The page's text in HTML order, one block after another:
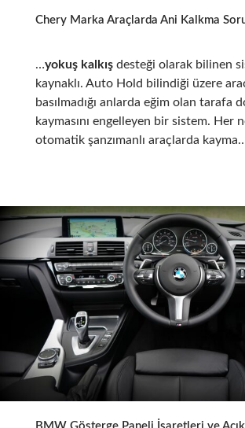
Chery Marka Araçlarda Ani Kalkma
…yokuş kalkışdesteği olarak bilinen
kaynaklı. Auto Hold bilindiği üzere
basılmadığı anlarda eğim olan tarafa
kaymasını engelleyen bir sistem. Her
otomatik şanzımanlı araçlarda